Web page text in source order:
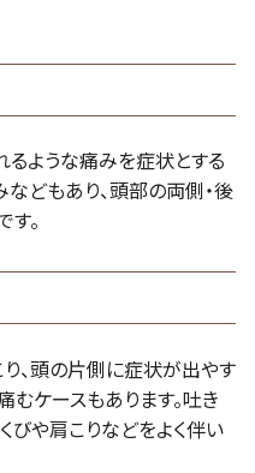
ような痛みを症状とする
などもあり、頭部の両側・後
。
、頭の片側に症状が出やす
むケースもあります。吐き
びや肩こりなどをよく伴い